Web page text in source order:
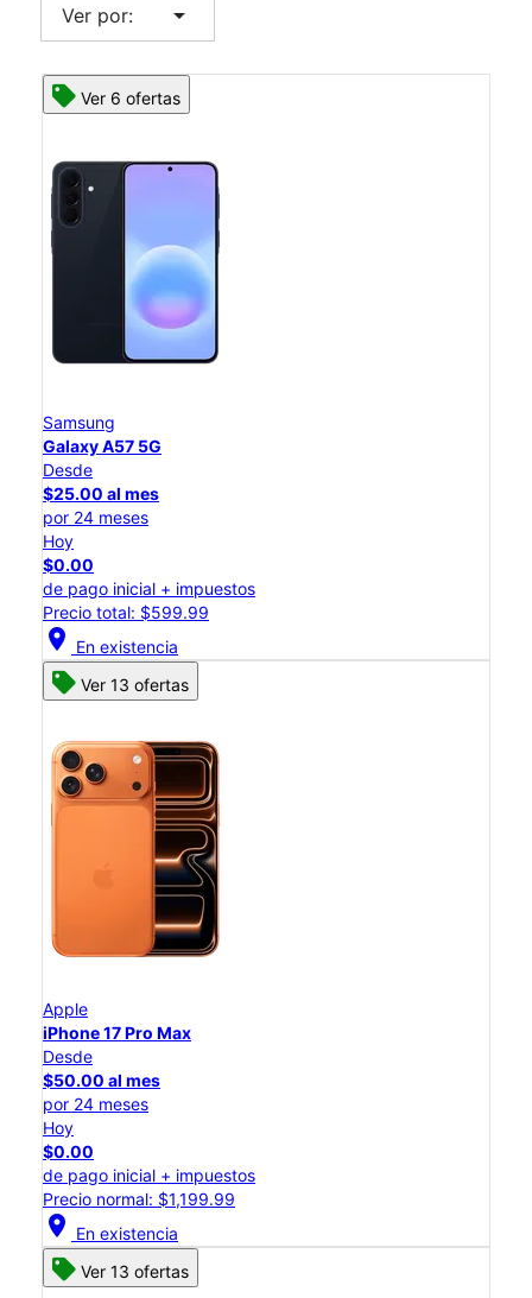
Ver por: arrow_drop_down
Ver 6 ofertas
Samsung
Galaxy A57 5G
Desde
$25.00 al mes
por 24 meses
Hoy
$0.00
de pago inicial + impuestos
Precio total: $599.99
location_on En existencia
Ver 13 ofertas
Apple
iPhone 17 Pro Max
Desde
$50.00 al mes
por 24 meses
Hoy
$0.00
de pago inicial + impuestos
Precio normal: $1,199.99
location_on En existencia
Ver 13 ofertas